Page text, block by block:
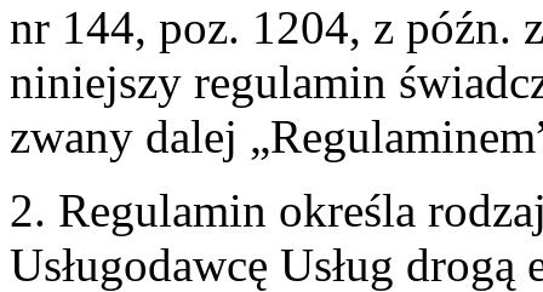
nr 144, poz. 1204, z późn.
niniejszy regulamin
zwany dalej
2. Regulamin określa
Usługodawcę Usług